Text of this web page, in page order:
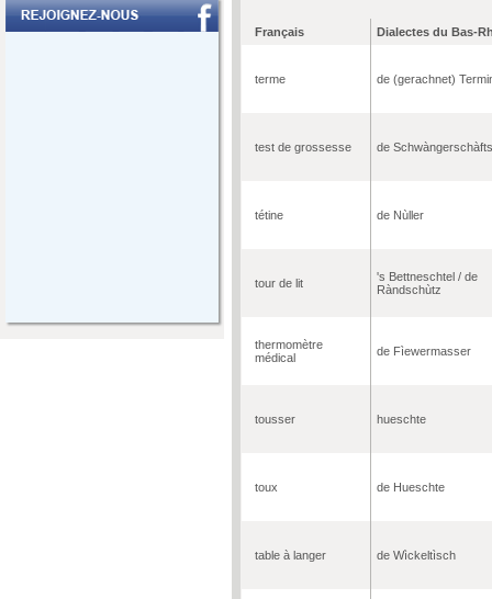
Français Dialectes du Bas-
terme de (gerachnet)
test de grossesse de
tétine de Nùller
tour de lit
's Bettneschtel / de
Ràndschùtz
thermomètre
médical
de Fìewermasser
tousser hueschte
toux de Hueschte
table à langer de Wìckeltìsch